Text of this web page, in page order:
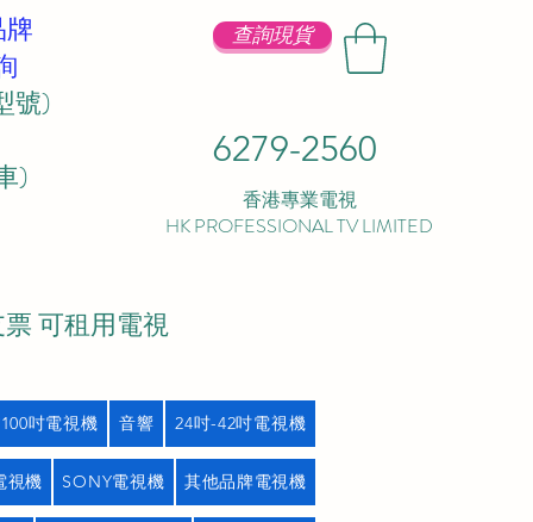
查詢現貨
6279-2560
香港專業電視
HK PROFESSIONAL TV LIMITED
號)
)
可租用電視
吋電視機 音響 24吋-42吋電視機
視機 SONY電視機 其他品牌電視機